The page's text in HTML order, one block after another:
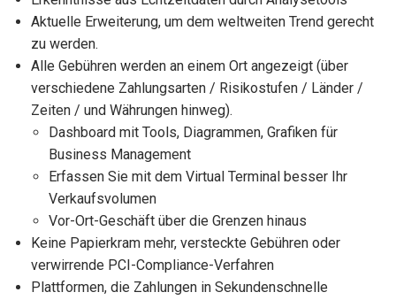
Aktuelle Erweiterung, um dem weltweiten Trend gerecht
zu werden.
Alle Gebühren werden an einem Ort angezeigt (über
verschiedene Zahlungsarten / Risikostufen / Länder /
Zeiten / und Währungen hinweg).
Dashboard mit Tools, Diagrammen, Grafiken für
Business Management
Erfassen Sie mit dem Virtual Terminal besser Ihr
Verkaufsvolumen
Vor-Ort-Geschäft über die Grenzen hinaus
Keine Papierkram mehr, versteckte Gebühren oder
verwirrende PCI-Compliance-Verfahren
Plattformen, die Zahlungen in Sekundenschnelle